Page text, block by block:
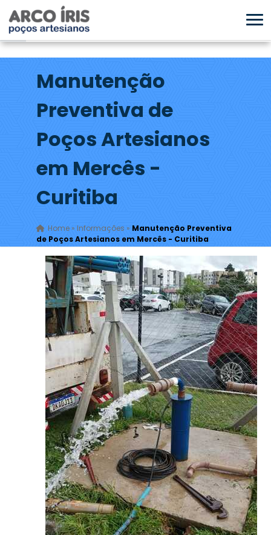
Manutenção
Preventiva de
Poços Artesianos
em Mercês -
Curitiba
Home» Informações » Manutenção Preventiva
de Poços Artesianos em Mercês - Curitiba